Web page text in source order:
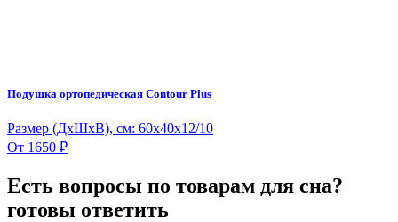
Подушка ортопедическая Contour Plus
Размер (ДxШхВ), см: 60x40х12/10
От 1650 ₽
Есть вопросы по товарам для сна?
готовы ответить